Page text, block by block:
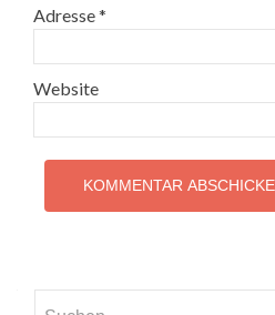
Adresse*
Website